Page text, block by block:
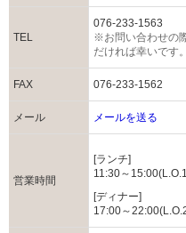
TEL
076-233-1563
※お問い合わせの
だければ幸いです。
FAX 076-233-1562
メール メールを送る
営業時間
[ランチ]
11:30～
[ディナー]
17:00～